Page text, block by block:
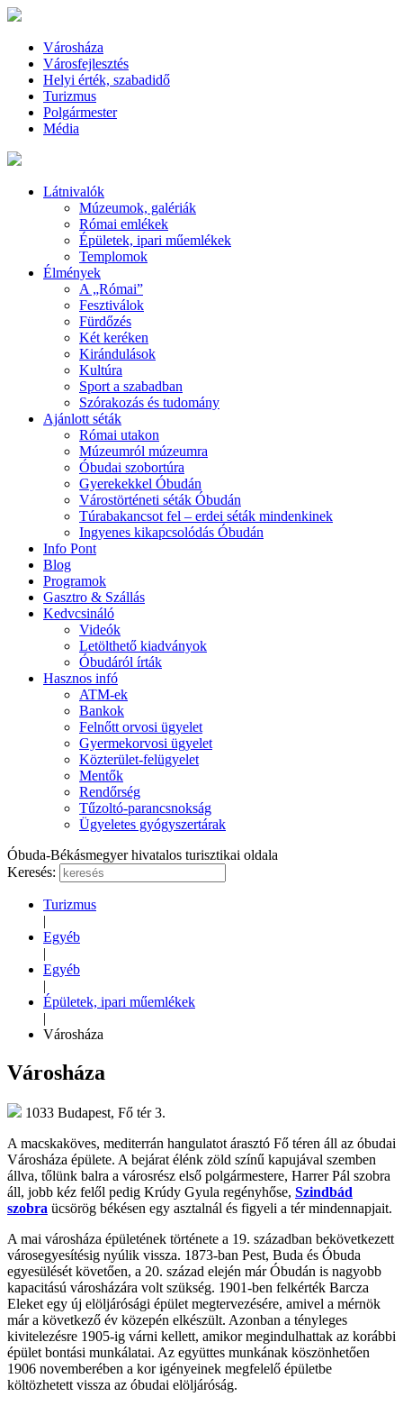
Városháza
Városfejlesztés
Helyi érték, szabadidő
Turizmus
Polgármester
Média
Látnivalók
Múzeumok, galériák
Római emlékek
Épületek, ipari műemlékek
Templomok
Élmények
A „Római”
Fesztiválok
Fürdőzés
Két keréken
Kirándulások
Kultúra
Sport a szabadban
Szórakozás és tudomány
Ajánlott séták
Római utakon
Múzeumról múzeumra
Óbudai szobortúra
Gyerekekkel Óbudán
Várostörténeti séták Óbudán
Túrabakancsot fel – erdei séták mindenkinek
Ingyenes kikapcsolódás Óbudán
Info Pont
Blog
Programok
Gasztro & Szállás
Kedvcsináló
Videók
Letölthető kiadványok
Óbudáról írták
Hasznos infó
ATM-ek
Bankok
Felnőtt orvosi ügyelet
Gyermekorvosi ügyelet
Közterület-felügyelet
Mentők
Rendőrség
Tűzoltó-parancsnokság
Ügyeletes gyógyszertárak
Óbuda-Békásmegyer hivatalos turisztikai oldala
Keresés:
Turizmus
|
Egyéb
|
Egyéb
|
Épületek, ipari műemlékek
|
Városháza
Városháza
1033 Budapest, Fő tér 3.
A macskaköves, mediterrán hangulatot árasztó Fő téren áll az óbudai
Városháza épülete. A bejárat élénk zöld színű kapujával szemben
állva, tőlünk balra a városrész első polgármestere, Harrer Pál szobra
áll, jobb kéz felől pedig Krúdy Gyula regényhőse, Szindbád
szobra ücsörög békésen egy asztalnál és figyeli a tér mindennapjait.
A mai városháza épületének története a 19. században bekövetkezett
városegyesítésig nyúlik vissza. 1873-ban Pest, Buda és Óbuda
egyesülését követően, a 20. század elején már Óbudán is nagyobb
kapacitású városházára volt szükség. 1901-ben felkérték Barcza
Eleket egy új elöljárósági épület megtervezésére, amivel a mérnök
már a következő év közepén elkészült. Azonban a tényleges
kivitelezésre 1905-ig várni kellett, amikor megindulhattak az korábbi
épület bontási munkálatai. Az együttes munkának köszönhetően
1906 novemberében a kor igényeinek megfelelő épületbe
költözhetett vissza az óbudai elöljáróság.